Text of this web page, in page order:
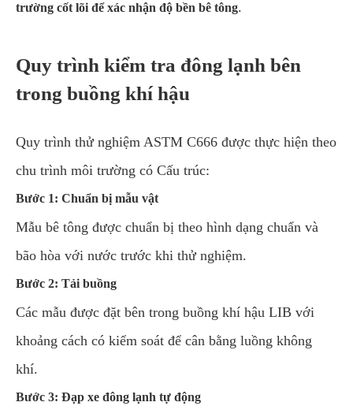
trường cốt lõi để xác nhận độ bền bê tông.
Quy trình kiểm tra đông lạnh bên
trong buồng khí hậu
Quy trình thử nghiệm ASTM C666 được thực hiện theo
chu trình môi trường có Cấu trúc:
Bước 1: Chuẩn bị mẫu vật
Mẫu bê tông được chuẩn bị theo hình dạng chuẩn và
bão hòa với nước trước khi thử nghiệm.
Bước 2: Tải buồng
Các mẫu được đặt bên trong buồng khí hậu LIB với
khoảng cách có kiểm soát để cân bằng luồng không
khí.
Bước 3: Đạp xe đông lạnh tự động